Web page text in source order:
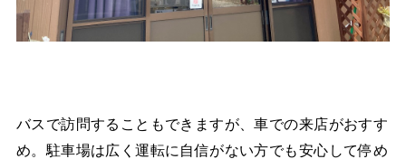
バスで訪問することもできますが、車での来店がおすす
め。駐車場は広く運転に自信がない方でも安心して停め